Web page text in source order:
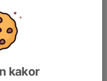
kakor